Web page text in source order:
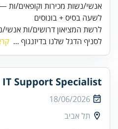
לשעה בסיס + בונוסים
לרשת המציאון דרושים/ות אנשי/
לסניף הדגל שלנו בדיזנגוף ...
IT Support Specialist
18/06/2026
תל אביב